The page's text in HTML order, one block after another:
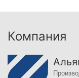
Компания